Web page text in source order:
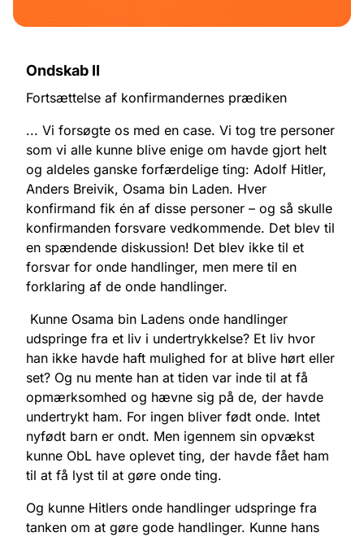
Ondskab II
Fortsættelse af konfirmandernes prædiken
... Vi forsøgte os med en case. Vi tog tre personer
som vi alle kunne blive enige om havde gjort helt
og aldeles ganske forfærdelige ting: Adolf Hitler,
Anders Breivik, Osama bin Laden. Hver
konfirmand fik én af disse personer – og så skulle
konfirmanden forsvare vedkommende. Det blev til
en spændende diskussion! Det blev ikke til et
forsvar for onde handlinger, men mere til en
forklaring af de onde handlinger.
Kunne Osama bin Ladens onde handlinger
udspringe fra et liv i undertrykkelse? Et liv hvor
han ikke havde haft mulighed for at blive hørt eller
set? Og nu mente han at tiden var inde til at få
opmærksomhed og hævne sig på de, der havde
undertrykt ham. For ingen bliver født onde. Intet
nyfødt barn er ondt. Men igennem sin opvækst
kunne ObL have oplevet ting, der havde fået ham
til at få lyst til at gøre onde ting.
Og kunne Hitlers onde handlinger udspringe fra
tanken om at gøre gode handlinger. Kunne hans